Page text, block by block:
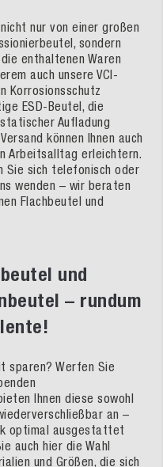
nur von einer großen
sondern
enthaltenen Waren
auch unsere VCI-
Korrosionsschutz
ESD-Beutel, die
Aufladung
können Ihnen auch
Arbeitsalltag erleichtern.
Sie sich telefonisch oder
wenden – wir beraten
Flachbeutel und
und
– rundum
sparen? Werfen Sie
Ihnen diese sowohl
an –
optimal ausgestattet
auch hier die Wahl
und Größen, die sich